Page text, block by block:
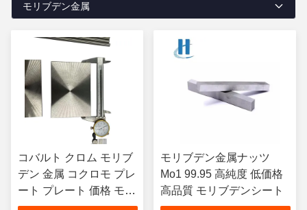
モリブデン金属
コバルト クロム モリブ
デン 金属 コクロモ プレ
ート プレート 価格 モリ
ブデン 価格 合金 プレー
モリブデン金属ナッツ
Mo1 99.95 高純度 低価格
高品質 モリブデンシート